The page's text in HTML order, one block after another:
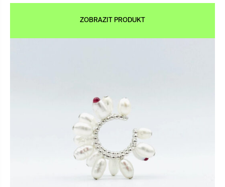
ZOBRAZIT PRODUKT